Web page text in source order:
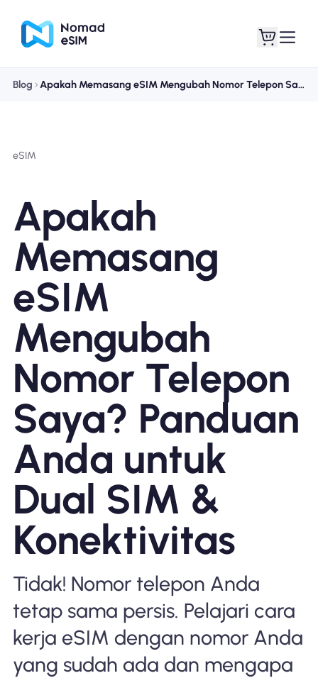
Paket Toko
Tentang eSIM
Mengapa Nomad eSIM
Menggunakan eSIM
Untuk bisnis
Blog Apakah Memasang eSIM Mengubah Nomor Telepon Saya? Panduan Anda untuk Dual SIM & Konektivitas
eSIM
Apakah
Memasang
eSIM
Mengubah
Nomor Telepon
Saya? Panduan
Anda untuk
Dual SIM &
Konektivitas
Tidak! Nomor telepon Anda
tetap sama persis. Pelajari cara
kerja eSIM dengan nomor Anda
yang sudah ada dan mengapa